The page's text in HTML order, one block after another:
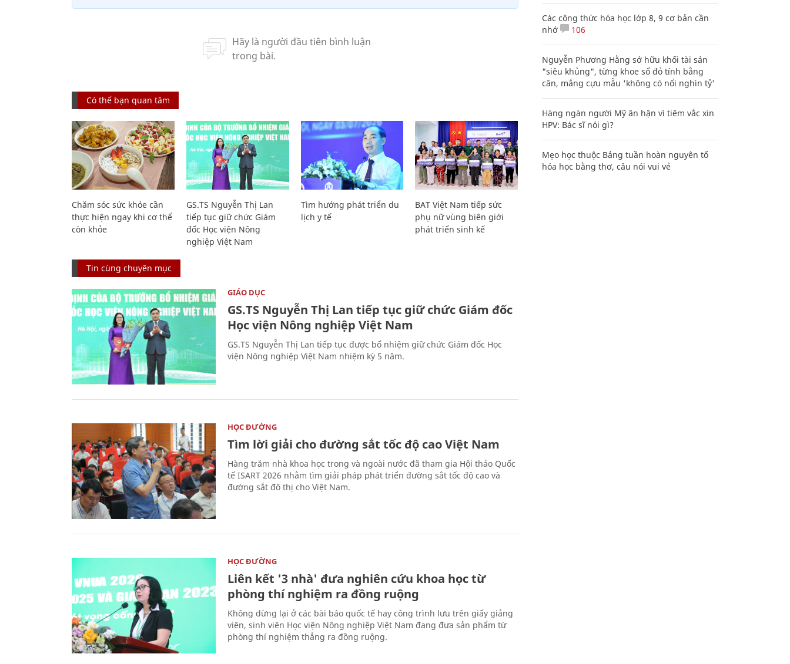
Có thể bạn quan tâm
Chăm sóc sức khỏe cần
thực hiện ngay khi cơ thể
còn khỏe
GS.TS Nguyễn Thị Lan
tiếp tục giữ chức Giám
đốc Học viện Nông
nghiệp Việt Nam
Tìm hướng phát triển du
lịch y tế
BAT Việt Nam tiếp sức
phụ nữ vùng biên giới
phát triển sinh kế
Tin cùng chuyên mục
GIÁO DỤC
GS.TS Nguyễn Thị Lan tiếp tục giữ chức Giám đốc
Học viện Nông nghiệp Việt Nam
GS.TS Nguyễn Thị Lan tiếp tục được bổ nhiệm giữ chức Giám đốc Học
viện Nông nghiệp Việt Nam nhiệm kỳ 5 năm.
HỌC ĐƯỜNG
Tìm lời giải cho đường sắt tốc độ cao Việt Nam
Hàng trăm nhà khoa học trong và ngoài nước đã tham gia Hội thảo Quốc
tế ISART 2026 nhằm tìm giải pháp phát triển đường sắt tốc độ cao và
đường sắt đô thị cho Việt Nam.
HỌC ĐƯỜNG
Liên kết '3 nhà' đưa nghiên cứu khoa học từ
phòng thí nghiệm ra đồng ruộng
Không dừng lại ở các bài báo quốc tế hay công trình lưu trên giấy giảng
viên, sinh viên Học viện Nông nghiệp Việt Nam đang đưa sản phẩm từ
phòng thí nghiệm thẳng ra đồng ruộng.
Các công thức hóa học lớp 8, 9 cơ bản cần
nhớ
106
Nguyễn Phương Hằng sở hữu khối tài sản
"siêu khủng", từng khoe sổ đỏ tính bằng
cân, mắng cựu mẫu 'không có nổi nghìn tỷ'
Hàng ngàn người Mỹ ân hận vì tiêm vắc xin
HPV: Bác sĩ nói gì?
Mẹo học thuộc Bảng tuần hoàn nguyên tố
hóa học bằng thơ, câu nói vui vẻ